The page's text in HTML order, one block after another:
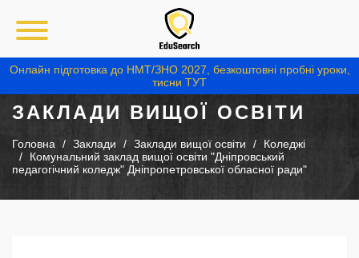
Онлайн підготовка до НМТ/ЗНО 2027, безкоштовні пробні уроки,
тисни ТУТ
ЗАКЛАДИ ВИЩОЇ ОСВІТИ
Головна Заклади Заклади вищої освіти
Коледжі
Комунальний заклад вищої освіти "Дніпровський
педагогічний коледж" Дніпропетровської обласної ради"